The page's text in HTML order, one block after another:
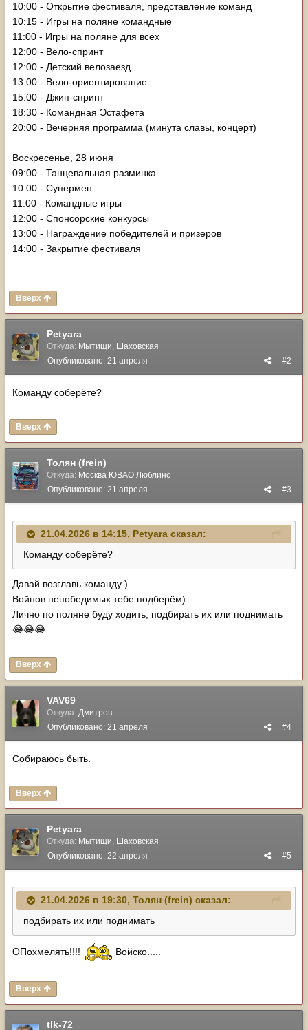
10:00 - Открытие фестиваля, представление команд
10:15 - Игры на поляне командные
11:00 - Игры на поляне для всех
12:00 - Вело-спринт
12:00 - Детский велозаезд
13:00 - Вело-ориентирование
15:00 - Джип-спринт
18:30 - Командная Эстафета
20:00 - Вечерняя программа (минута славы, концерт)
Воскресенье, 28 июня
09:00 - Танцевальная разминка
10:00 - Супермен
11:00 - Командные игры
12:00 - Спонсорские конкурсы
13:00 - Награждение победителей и призеров
14:00 - Закрытие фестиваля
Вверх
Petyara
Откуда: Мытищи, Шаховская
#2
Опубликовано: 21 апреля
Команду соберёте?
Вверх
Толян (frein)
Откуда: Москва ЮВАО Люблино
#3
Опубликовано: 21 апреля
21.04.2026 в 14:15, Petyara сказал:
Команду соберёте?
Давай возглавь команду )
Войнов непобедимых тебе подберём)
Лично по поляне буду ходить, подбирать их или поднимать
😂😂😂
Вверх
VAV69
Откуда: Дмитров
#4
Опубликовано: 21 апреля
Собираюсь быть.
Вверх
Petyara
Откуда: Мытищи, Шаховская
#5
Опубликовано: 22 апреля
21.04.2026 в 19:30, Толян (frein) сказал:
подбирать их или поднимать
ОПохмелять!!!! Войско.....
Вверх
tlk-72